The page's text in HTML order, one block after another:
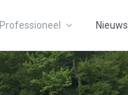
Professioneel Nieuws